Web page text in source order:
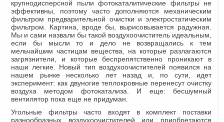
крупнодисперсной пыли фотокаталитические фильтры не
эффективны, поэтому часто дополняются механическим
фильтром предварительной очистки и электростатическим
фильтром. Картина, вроде бы, вырисовывается радужная.
Мы и сами назвали бы такой воздухоочиститель идеальным,
если бы мысли то и дело не возвращались к тем
мельчайшим частицам вещества, на которые разлагаются
загрязнители, и которые беспрепятственно проникают в
наши легкие. Новый тип воздухоочистителей появился на
нашем рынке несколько лет назад и, по сути, идет
эксперимент: как двуногие теплокровные перенесут очистку
воздуха методом фотокатализа. И еще: бесшумный
вентилятор пока еще не придуман.
Угольные фильтры часто входят в комплект поставки
разнообразных воздухоочистителей или приобретаются